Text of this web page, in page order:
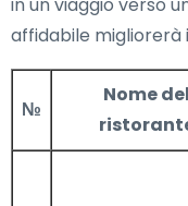
affidabile migliorerà
№
Nome del